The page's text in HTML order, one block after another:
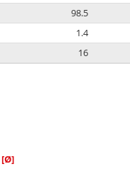
98.5
1.4
16
[Ø]